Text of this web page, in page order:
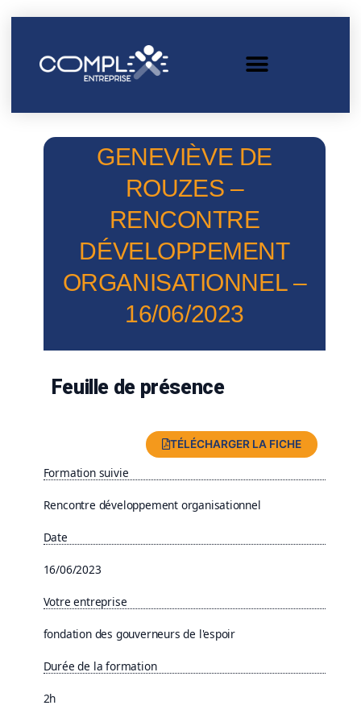
GENEVIÈVE DE
ROUZES –
RENCONTRE
DÉVELOPPEMENT
ORGANISATIONNEL –
16/06/2023
Feuille de présence
TÉLÉCHARGER LA FICHE
Formation suivie
Rencontre développement organisationnel
Date
16/06/2023
Votre entreprise
fondation des gouverneurs de l'espoir
Durée de la formation
2h